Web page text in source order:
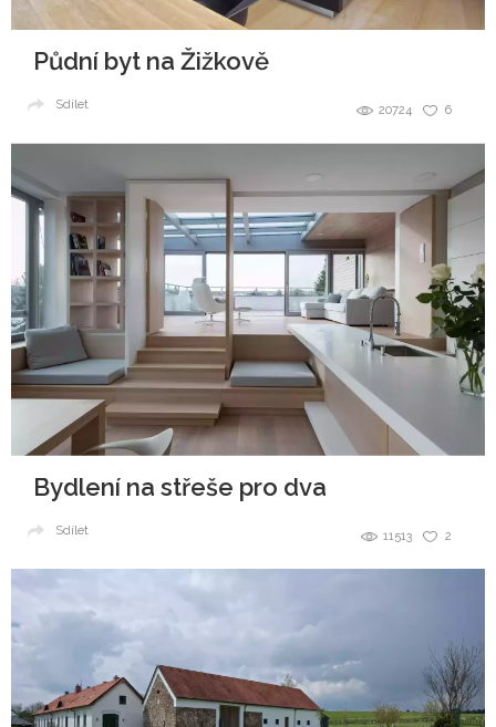
Půdní byt na Žižkově
6
20724
Sdílet
Bydlení na střeše pro dva
2
11513
Sdílet